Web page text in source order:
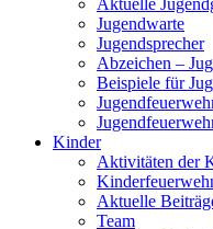
Aktuelle
Jugendwarte
Jugendsprecher
Abzeichen –
Beispiele für
Kinder
Aktivitäten der
Aktuelle
Team